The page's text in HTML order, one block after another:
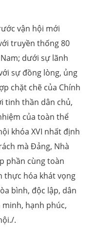
vận hội mới
truyền thống 80
dưới sự lãnh
sự đồng lòng, ủng
chặt chẽ của Chính
tinh thần dân chủ,
của toàn thể
khóa XVI nhất định
mà Đảng, Nhà
phần cùng toàn
thực hóa khát vọng
bình, độc lập, dân
hạnh phúc,
.